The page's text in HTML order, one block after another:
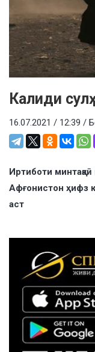
Калиди
16.07.2021 / 12:39 /
Иртиботи
Афғонистон ҳифз
аст